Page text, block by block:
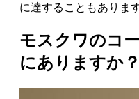
に達することもあります
モスクワのコ
にありますか？